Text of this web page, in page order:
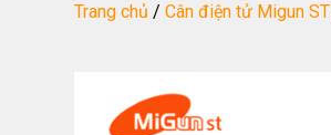
Trang chủ / Cân điện tử Migun ST